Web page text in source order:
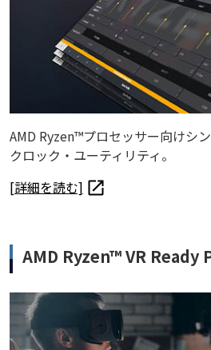
AMD Ryzen™プロセッサー向けシ
クロック・ユーティリティ。
[詳細を読む]
AMD Ryzen™ VR Ready